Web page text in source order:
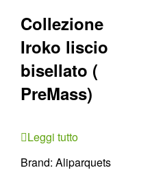
Collezione
Iroko liscio
bisellato (
PreMass)
Leggi tutto
Brand: Aliparquets